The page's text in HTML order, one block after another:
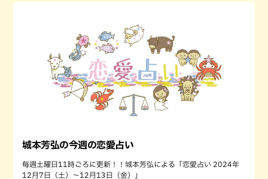
城本芳弘の今週の恋愛占い
毎週土曜日11時ごろに更新！！城本芳弘による「恋愛占い 2024年
12月7日（土）～12月13日（金）」